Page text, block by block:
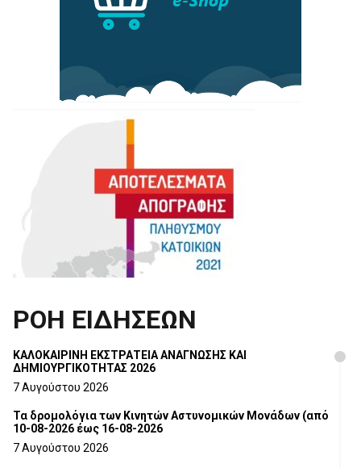
ΡΟΗ ΕΙΔΗΣΕΩΝ
ΚΑΛΟΚΑΙΡΙΝΗ ΕΚΣΤΡΑΤΕΙΑ ΑΝΑΓΝΩΣΗΣ ΚΑΙ
ΔΗΜΙΟΥΡΓΙΚΟΤΗΤΑΣ 2026
7 Αυγούστου 2026
Τα δρομολόγια των Κινητών Αστυνομικών Μονάδων (από
10-08-2026 έως 16-08-2026
7 Αυγούστου 2026